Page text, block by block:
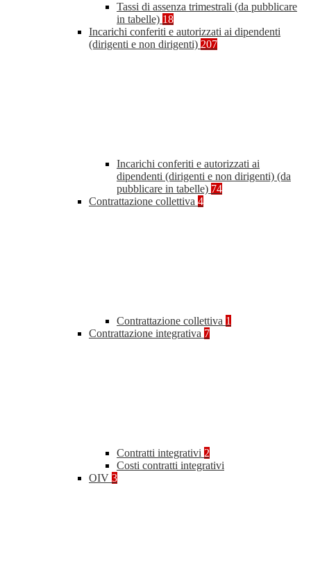
Tassi di assenza trimestrali (da pubblicare
in tabelle) 18
Incarichi conferiti e autorizzati ai dipendenti
(dirigenti e non dirigenti) 207
Incarichi conferiti e autorizzati ai
dipendenti (dirigenti e non dirigenti) (da
pubblicare in tabelle) 74
Contrattazione collettiva 4
Contrattazione collettiva 1
Contrattazione integrativa 7
Contratti integrativi 2
Costi contratti integrativi
OIV 3